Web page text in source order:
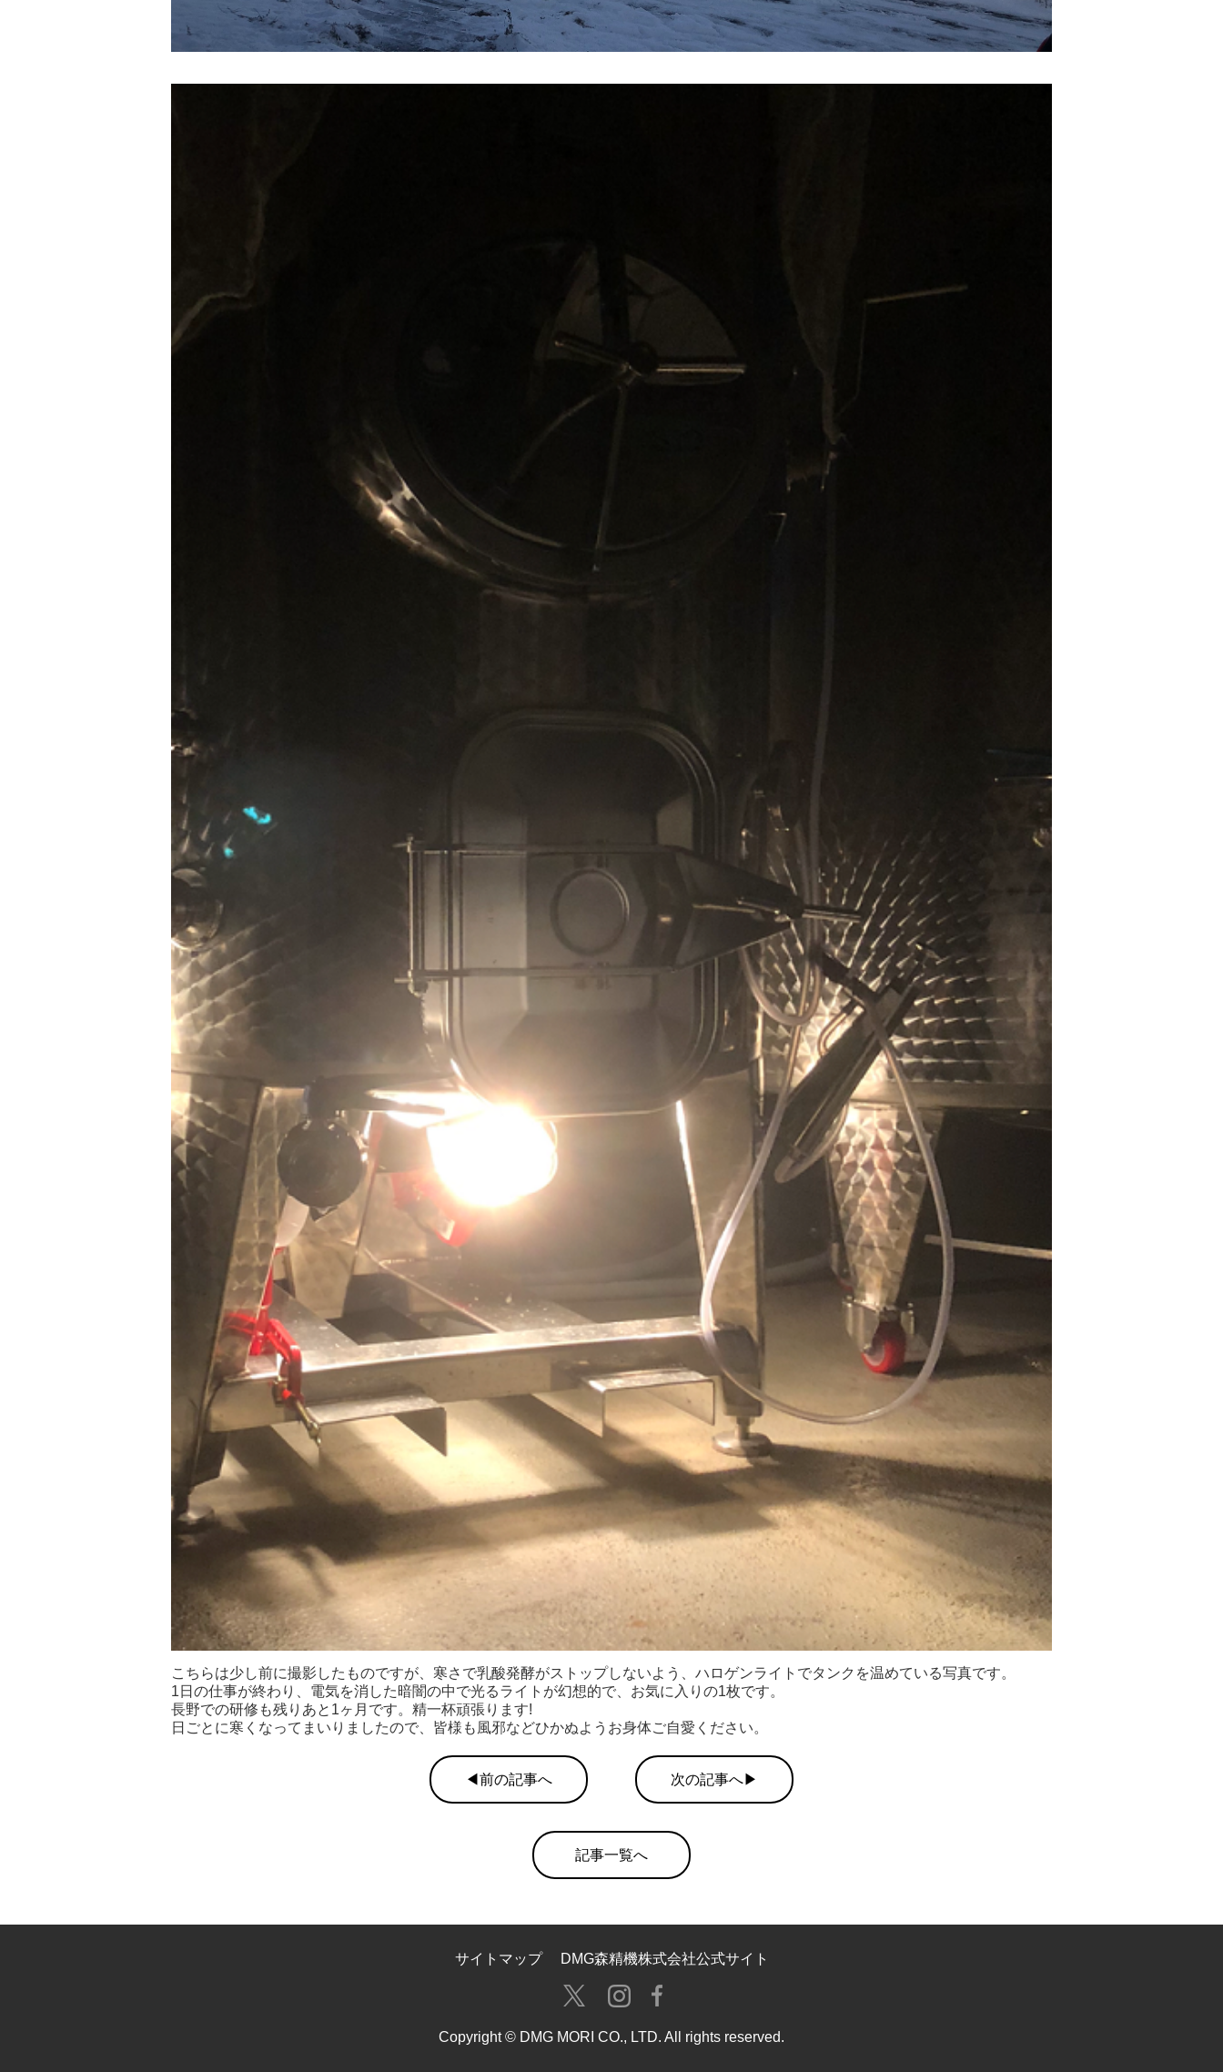
こちらは少し前に撮影したものですが、寒さで乳酸発酵がストップしないよう、ハロゲンライトでタンクを温めている写真です。
1日の仕事が終わり、電気を消した暗闇の中で光るライトが幻想的で、お気に入りの1枚です。
長野での研修も残りあと1ヶ月です。精一杯頑張ります!
日ごとに寒くなってまいりましたので、皆様も風邪などひかぬようお身体ご自愛ください。
◀前の記事へ 次の記事へ▶
記事一覧へ
サイトマップ DMG森精機株式会社公式サイト
Copyright © DMG MORI CO., LTD. All rights reserved.